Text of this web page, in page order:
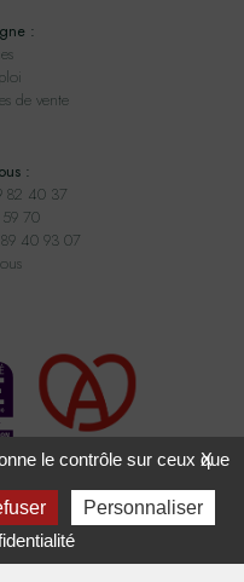
:
de vente
:
82 40 37
70
40 93 07
2exviaavecMasteredit
X
le contrôle sur ceux que
Personnaliser